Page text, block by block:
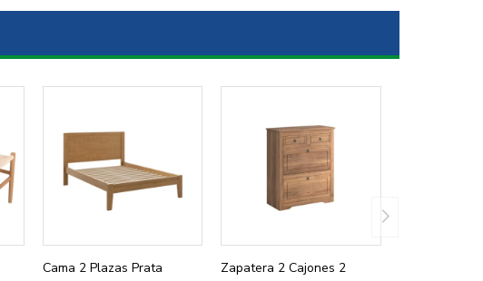
Cama 2 Plazas Prata
Zapatera 2 Cajones 2